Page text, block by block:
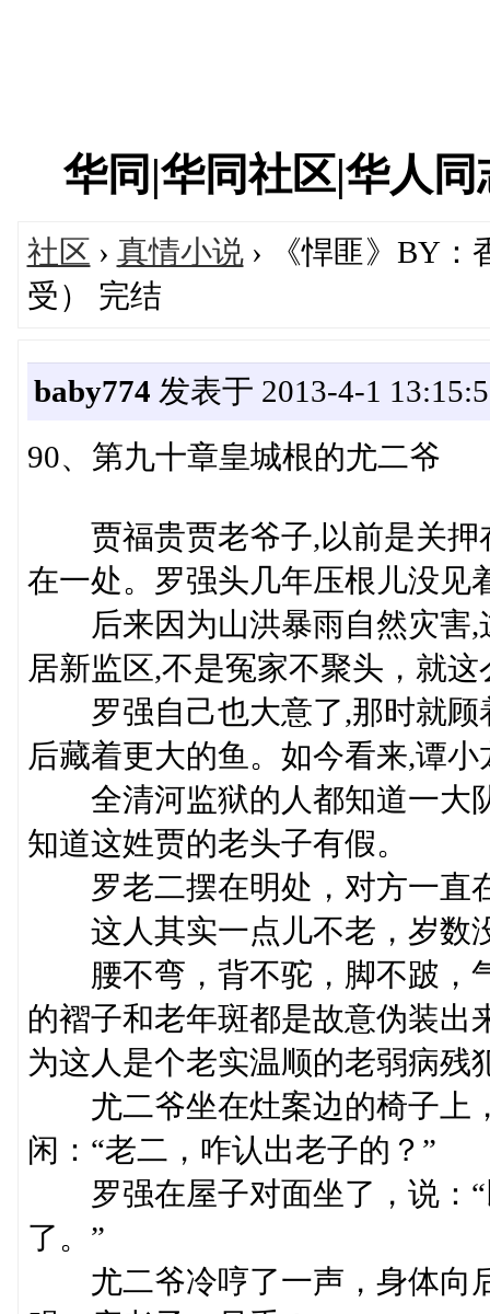
华同|华同社区|华人
社区 › 真情小说› 《悍匪》BY：
受） 完结
baby774 发表于 2013-4-1
90、第九十章皇城根的尤二爷
贾福贵贾老爷子,以前是关押
在一处。罗强头几年压根儿没见
后来因为山洪暴雨自然灾害,
居新监区,不是冤家不聚头，就
罗强自己也大意了,那时就顾
后藏着更大的鱼。如今看来,谭
全清河监狱的人都知道一大
知道这姓贾的老头子有假。
罗老二摆在明处，对方一直
这人其实一点儿不老，岁数
腰不弯，背不驼，脚不跛，
的褶子和老年斑都是故意伪装出
为这人是个老实温顺的老弱病残
尤二爷坐在灶案边的椅子上
闲：“老二，咋认出老子的？”
罗强在屋子对面坐了，说：
了。”
尤二爷冷哼了一声，身体向